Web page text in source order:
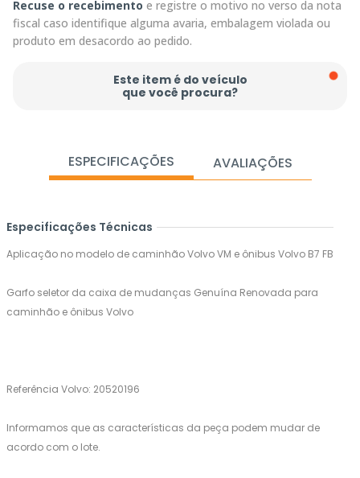
Recuse o recebimento e registre o motivo no verso da nota
fiscal caso identifique alguma avaria, embalagem violada ou
produto em desacordo ao pedido.
Este item é do veículo
que você procura?
ESPECIFICAÇÕES AVALIAÇÕES
Especificações Técnicas
Aplicação no modelo de caminhão Volvo VM e ônibus Volvo B7 FB
Garfo seletor da caixa de mudanças Genuína Renovada para
caminhão e ônibus Volvo
Referência Volvo: 20520196
Informamos que as características da peça podem mudar de
acordo com o lote.